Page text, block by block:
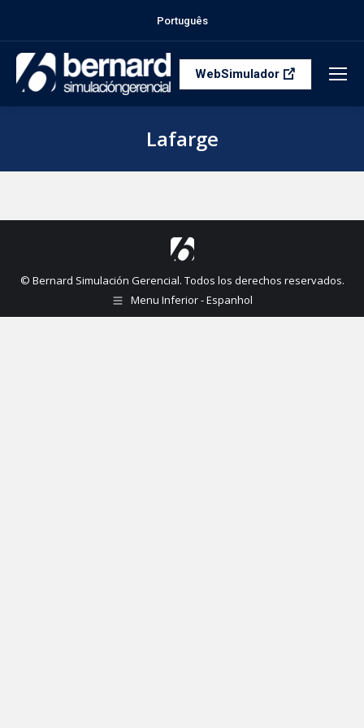
Português
WebSimulador
Lafarge
© Bernard Simulación Gerencial. Todos los derechos reservados.
Menu Inferior - Espanhol